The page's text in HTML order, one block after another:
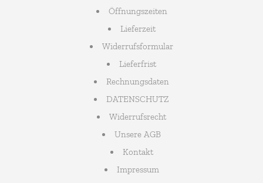
Öffnungszeiten
Lieferzeit
Widerrufsformular
Lieferfrist
Rechnungsdaten
DATENSCHUTZ
Widerrufsrecht
Unsere AGB
Kontakt
Impressum